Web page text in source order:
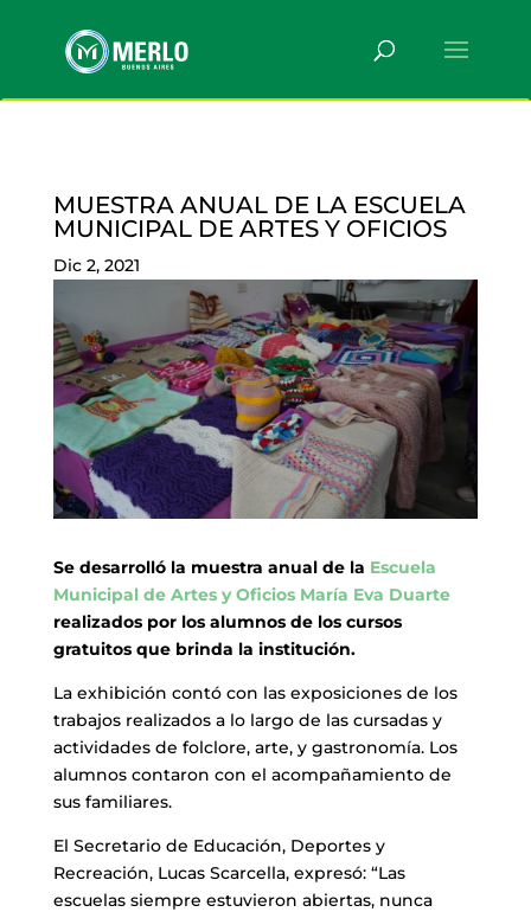
MUESTRA ANUAL DE LA ESCUELA
MUNICIPAL DE ARTES Y OFICIOS
Dic 2, 2021
Se desarrolló la muestra anual de la Escuela
Municipal de Artes y Oficios María Eva Duarte
realizados por los alumnos de los cursos
gratuitos que brinda la institución.
La exhibición contó con las exposiciones de los
trabajos realizados a lo largo de las cursadas y
actividades de folclore, arte, y gastronomía. Los
alumnos contaron con el acompañamiento de
sus familiares.
El Secretario de Educación, Deportes y
Recreación, Lucas Scarcella, expresó: “Las
escuelas siempre estuvieron abiertas, nunca